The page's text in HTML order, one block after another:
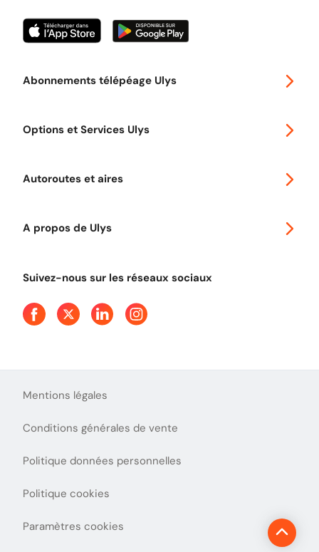
Abonnements télépéage Ulys
Options et Services Ulys
Autoroutes et aires
A propos de Ulys
Presse
Suivez-nous sur les réseaux sociaux
Mentions légales
Conditions générales de vente
Politique données personnelles
Politique cookies
Paramètres cookies